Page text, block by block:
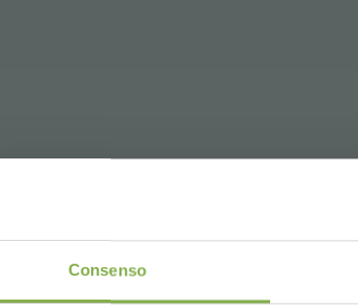
Consenso
with polystyrene danish water tray,